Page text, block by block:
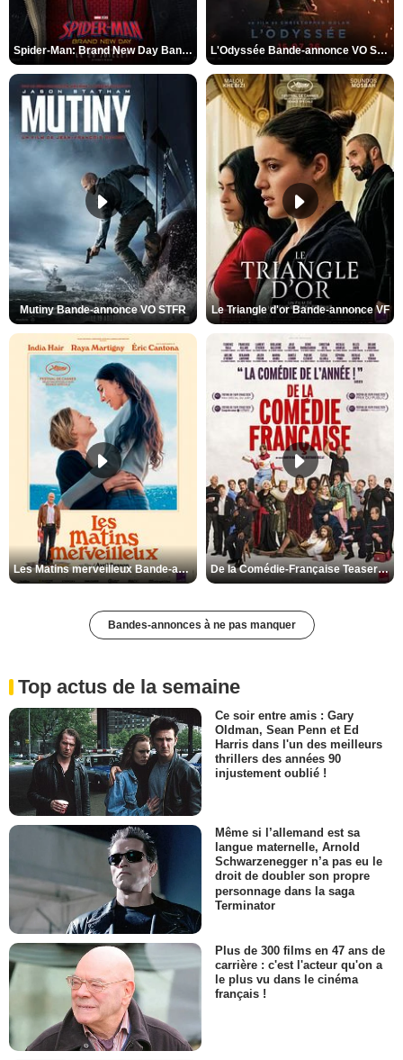
Spider-Man: Brand New Day Bande-annonce VO STFR L'Odyssée Bande-annonce VO STFR
Mutiny Bande-annonce VO STFR Le Triangle d'or Bande-annonce VF
Les Matins merveilleux Bande-annonce VF De la Comédie-Française Teaser VF
Bandes-annonces à ne pas manquer
Top actus de la semaine
Ce soir entre amis : Gary
Oldman, Sean Penn et Ed
Harris dans l'un des meilleurs
thrillers des années 90
injustement oublié !
Même si l’allemand est sa
langue maternelle, Arnold
Schwarzenegger n’a pas eu le
droit de doubler son propre
personnage dans la saga
Terminator
Plus de 300 films en 47 ans de
carrière : c'est l'acteur qu'on a
le plus vu dans le cinéma
français !